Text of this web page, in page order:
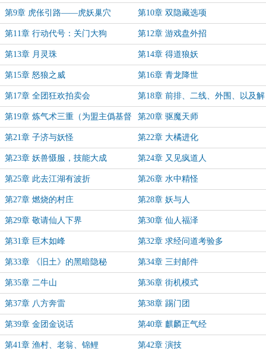
第9章 虎伥引路——虎妖巢穴 第10章 双隐藏选项
第11章 行动代号：关门大狗 第12章 游戏盘外招
第13章 月灵珠 第14章 得道狼妖
第15章 怒狼之威 第16章 青龙降世
第17章 全团狂欢拍卖会 第18章 前排、二线、外围、以及解
场
第19章 炼气术三重（为盟主僞基督
a加更）
第20章 驱魔天师
第21章 子济与妖怪 第22章 大橘进化
第23章 妖兽慑服，技能大成 第24章 又见疯道人
第25章 此去江湖有波折 第26章 水中精怪
第27章 燃烧的村庄 第28章 妖与人
第29章 敬请仙人下界 第30章 仙人福泽
第31章 巨木如峰 第32章 求经问道考验多
第33章 《旧土》的黑暗隐秘 第34章 三封邮件
第35章 二牛山 第36章 街机模式
第37章 八方奔雷 第38章 踢门团
第39章 金团金说话 第40章 麒麟正气经
第41章 渔村、老翁、锦鲤 第42章 演技